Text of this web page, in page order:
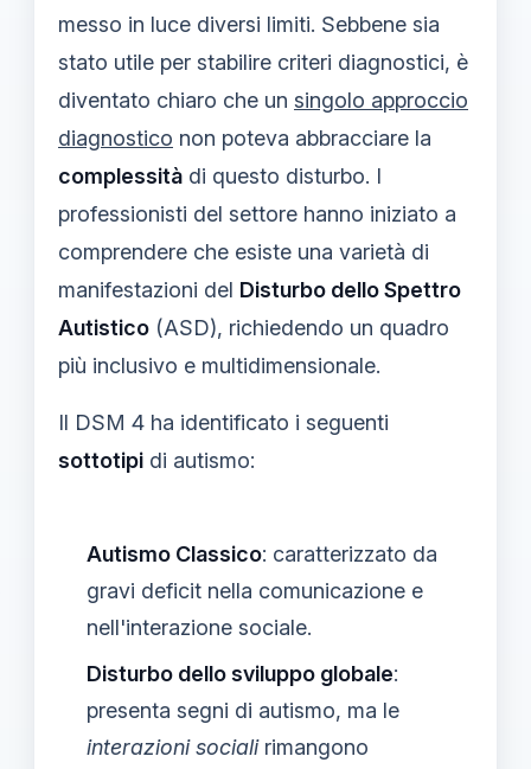
messo in luce diversi limiti. Sebbene sia
stato utile per stabilire criteri diagnostici, è
diventato chiaro che un singolo approccio
diagnostico non poteva abbracciare la
complessità di questo disturbo. I
professionisti del settore hanno iniziato a
comprendere che esiste una varietà di
manifestazioni del Disturbo dello Spettro
Autistico (ASD), richiedendo un quadro
più inclusivo e multidimensionale.
Il DSM 4 ha identificato i seguenti
sottotipi di autismo:
Autismo Classico: caratterizzato da
gravi deficit nella comunicazione e
nell'interazione sociale.
Disturbo dello sviluppo globale:
presenta segni di autismo, ma le
interazioni socialirimangono